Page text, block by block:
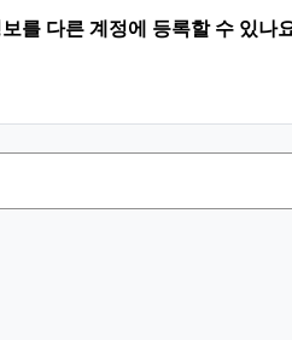
를 다른 계정에 등록할 수 있나